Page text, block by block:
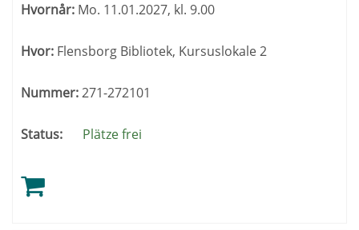
Hvornår: Mo. 11.01.2027, kl. 9.00
Hvor: Flensborg Bibliotek, Kursuslokale 2
Nummer:271-272101
Status: Plätze frei